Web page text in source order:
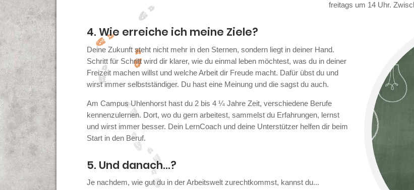
freitags um 14 Uhr.
4. Wie erreiche ich meine Ziele?
Deine Zukunft steht nicht mehr in den Sternen, sondern liegt in deiner Hand.
Schritt für Schritt wird dir klarer, wie du einmal leben möchtest, was du in deiner
Freizeit machen willst und welche Arbeit dir Freude macht. Dafür übst du und
wirst immer selbstständiger. Du hast eine Meinung und die sagst du auch.
Am Campus Uhlenhorst hast du 2 bis 4 ¼ Jahre Zeit, verschiedene Berufe
kennenzulernen. Dort, wo du gern arbeitest, sammelst du Erfahrungen, lernst
und wirst immer besser. Dein LernCoach und deine Unterstützer helfen dir beim
Start in den Beruf.
5. Und danach...?
Je nachdem, wie gut du in der Arbeitswelt zurechtkommst, kannst du...